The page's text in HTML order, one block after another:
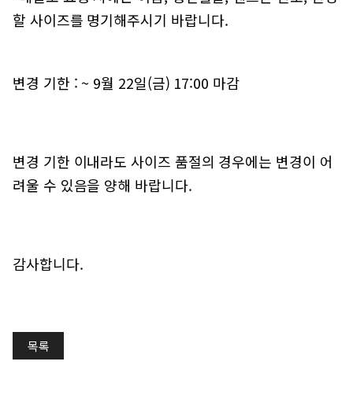
할 사이즈를 명기해주시기 바랍니다.
변경 기한 : ~ 9월 22일(금) 17:00 마감
변경 기한 이내라도 사이즈 품절의 경우에는 변경이 어
려울 수 있음을 양해 바랍니다.
감사합니다.
목록